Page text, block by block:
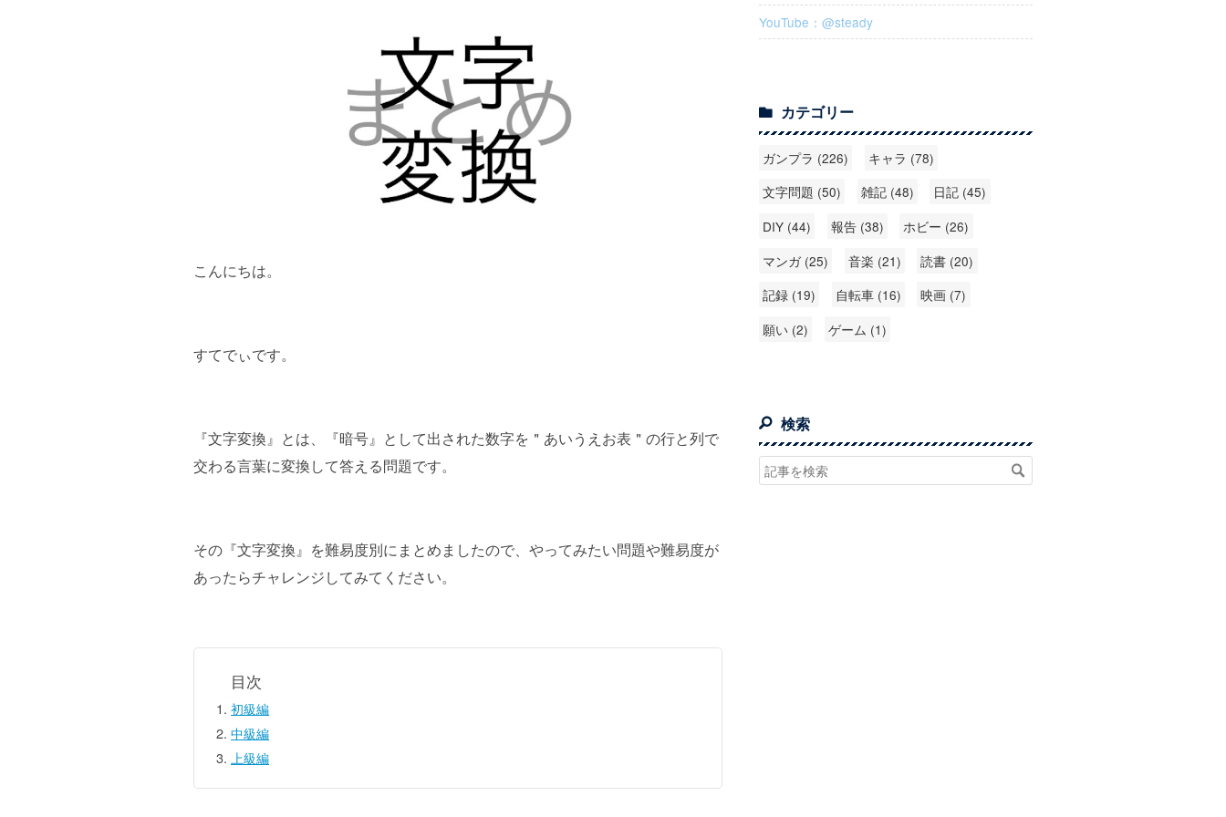
こんにちは。
すてでぃです。
『文字変換』とは、『暗号』として出された数字を＂あいうえお表＂の行と列で
交わる言葉に変換して答える問題です。
その『文字変換』を難易度別にまとめましたので、やってみたい問題や難易度が
あったらチャレンジしてみてください。
初級編
中級編
上級編
YouTube：@steady
カテゴリー
ガンプラ (226)
キャラ (78)
文字問題 (50)
雑記 (48)
日記 (45)
DIY (44)
報告 (38)
ホビー (26)
マンガ (25)
音楽 (21)
読書 (20)
記録 (19)
自転車 (16)
映画 (7)
願い (2)
ゲーム (1)
検索